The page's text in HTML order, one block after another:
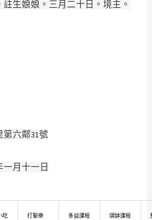
生娘娘。三月二十日。境主。
六鄰31號
月十一日
吃 打擊樂 多益課程 頌缽課程